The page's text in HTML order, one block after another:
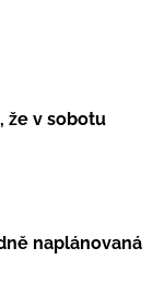
že v sobotu
naplánovaná